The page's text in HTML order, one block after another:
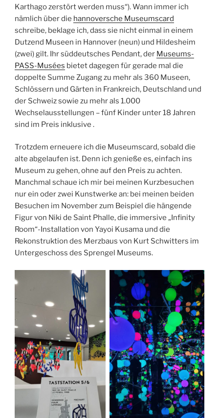
Karthago zerstört werden muss“). Wann immer ich
nämlich über die hannoversche Museumscard
schreibe, beklage ich, dass sie nicht einmal in einem
Dutzend Museen in Hannover (neun) und Hildesheim
(zwei) gilt. Ihr süddeutsches Pendant, der Museums-
PASS-Musées bietet dagegen für gerade mal die
doppelte Summe Zugang zu mehr als 360 Museen,
Schlössern und Gärten in Frankreich, Deutschland und
der Schweiz sowie zu mehr als 1.000
Wechselausstellungen – fünf Kinder unter 18 Jahren
sind im Preis inklusive .
Trotzdem erneuere ich die Museumscard, sobald die
alte abgelaufen ist. Denn ich genieße es, einfach ins
Museum zu gehen, ohne auf den Preis zu achten.
Manchmal schaue ich mir bei meinen Kurzbesuchen
nur ein oder zwei Kunstwerke an: bei meinen beiden
Besuchen im November zum Beispiel die hängende
Figur von Niki de Saint Phalle, die immersive „Infinity
Room“-Installation von Yayoi Kusama und die
Rekonstruktion des Merzbaus von Kurt Schwitters im
Untergeschoss des Sprengel Museums.